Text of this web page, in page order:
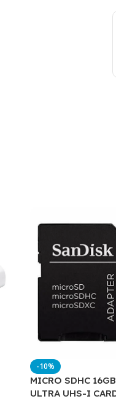
-10%
MICRO SDHC
ULTRA UHS-I